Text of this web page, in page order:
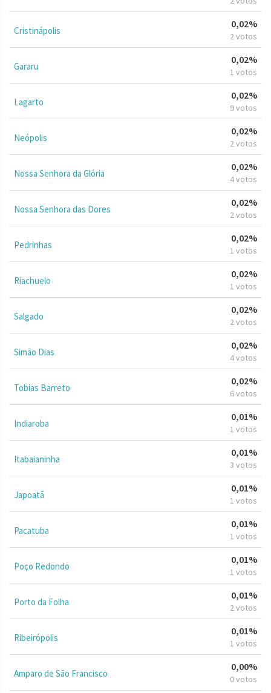
Cristinápolis
0,02%
2 votos
Gararu
0,02%
1 votos
Lagarto
0,02%
9 votos
Neópolis
0,02%
2 votos
Nossa Senhora da Glória
0,02%
4 votos
Nossa Senhora das Dores
0,02%
2 votos
Pedrinhas
0,02%
1 votos
Riachuelo
0,02%
1 votos
Salgado
0,02%
2 votos
Simão Dias
0,02%
4 votos
Tobias Barreto
0,02%
6 votos
Indiaroba
0,01%
1 votos
Itabaianinha
0,01%
3 votos
Japoatã
0,01%
1 votos
Pacatuba
0,01%
1 votos
Poço Redondo
0,01%
1 votos
Porto da Folha
0,01%
2 votos
Ribeirópolis
0,01%
1 votos
Amparo de São Francisco
0,00%
0 votos